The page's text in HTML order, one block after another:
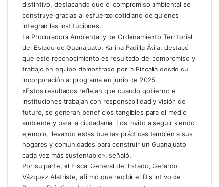
distintivo, destacando que el compromiso ambiental se
construye gracias al esfuerzo cotidiano de quienes
integran las instituciones.
La Procuradora Ambiental y de Ordenamiento Territorial
del Estado de Guanajuato, Karina Padilla Ávila, destacó
que este reconocimiento es resultado del compromiso y
trabajo en equipo demostrado por la Fiscalía desde su
incorporación al programa en junio de 2025.
«Estos resultados reflejan que cuando gobierno e
instituciones trabajan con responsabilidad y visión de
futuro, se generan beneficios tangibles para el medio
ambiente y para la ciudadanía. Los invito a seguir siendo
ejemplo, llevando estas buenas prácticas también a sus
hogares y comunidades para construir un Guanajuato
cada vez más sustentable», señaló.
Por su parte, el Fiscal General del Estado, Gerardo
Vázquez Alatriste, afirmó que recibir el Distintivo de